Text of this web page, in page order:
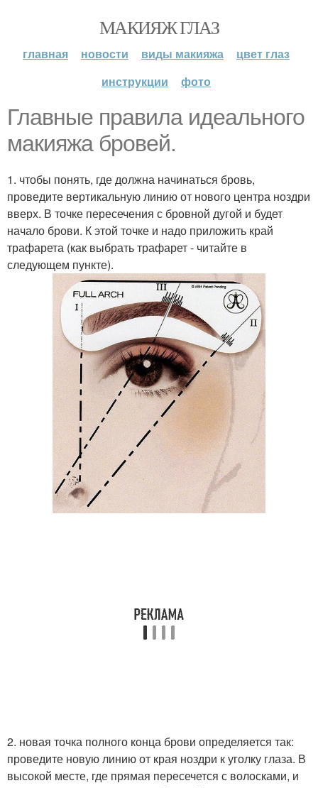
МАКИЯЖ ГЛАЗ
главная новости виды макияжа
цвет глаз
инструкции
фото
Главные правила идеального
макияжа бровей.
1. чтобы понять, где должна начинаться бровь,
проведите вертикальную линию от нового центра ноздри
вверх. В точке пересечения с бровной дугой и будет
начало брови. К этой точке и надо приложить край
трафарета (как выбрать трафарет - читайте в
следующем пункте).
2. новая точка полного конца брови определяется так:
проведите новую линию от края ноздри к уголку глаза. В
высокой месте, где прямая пересечется с волосками, и